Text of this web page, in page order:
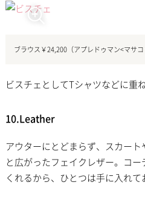
ブラウス￥24,200（アプレドゥマン<マサコ
ビスチェとしてTシャツなどに重
10.Leather
アウターにとどまらず、スカー
と広がったフェイクレザー。コ
くれるから、ひとつは手に入れて